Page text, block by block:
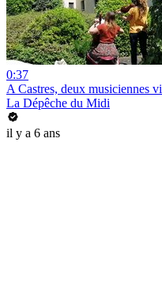
0:37
A Castres, deux musiciennes
La Dépêche du Midi
il y a 6 ans